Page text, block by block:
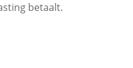
betaalt.